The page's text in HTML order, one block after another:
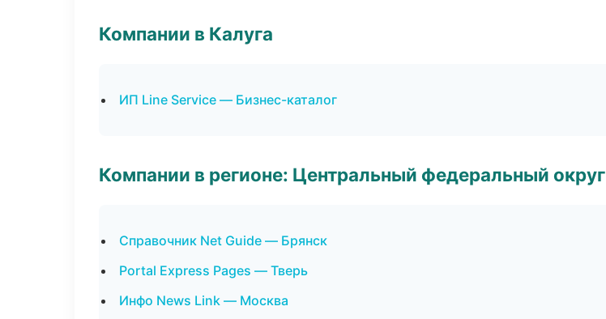
Компании в Калуга
ИП Line Service — Бизнес-каталог
Компании в регионе: Центральный федеральный округ
Справочник Net Guide — Брянск
Portal Express Pages — Тверь
Инфо News Link — Москва